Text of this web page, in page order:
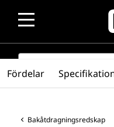
SEARCH
Bakåtdragningsredskap
Fördelar